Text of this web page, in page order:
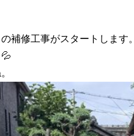
補修工事がスタートします。